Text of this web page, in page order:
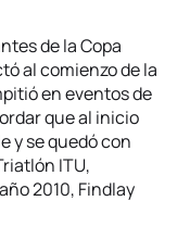
de la Copa
al comienzo de la
en eventos de
que al inicio
y se quedó con
ITU,
2010, Findlay